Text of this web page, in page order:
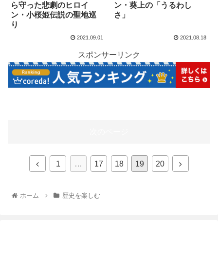
ら守った悲劇のヒロイ
ン・小桜姫伝説の聖地巡
り
2021.09.01
ン・葵上の「うるわし
さ」
2021.08.18
スポンサーリンク
1 … 17 18 19 20
ホーム 歴史を楽しむ